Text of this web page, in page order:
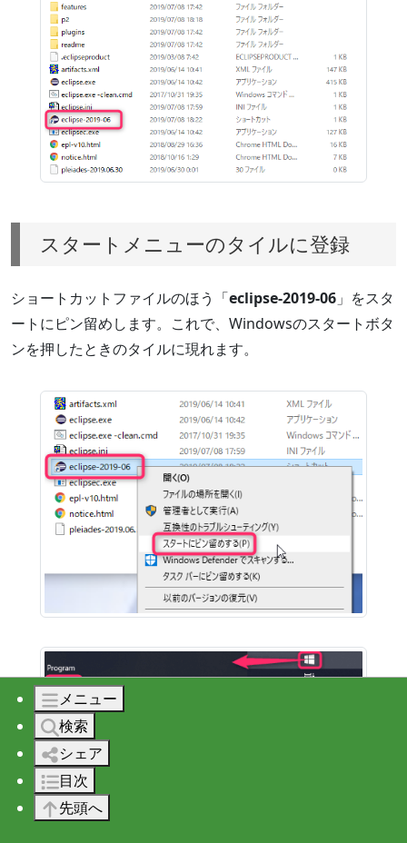
スタートメニューのタイルに登録
ショートカットファイルのほう「eclipse-2019-06 」をスタ
ートにピン留めします。これで、Windowsのスタートボタ
ンを押したときのタイルに現れます。
メニュー
検索
シェア
目次
先頭へ